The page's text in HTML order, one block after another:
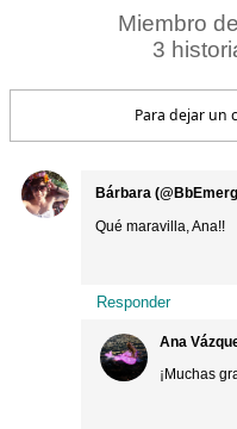
Miembro
3
Para dejar un
Bárbara
Qué maravilla, Ana!!
Responder
Ana
¡Muchas